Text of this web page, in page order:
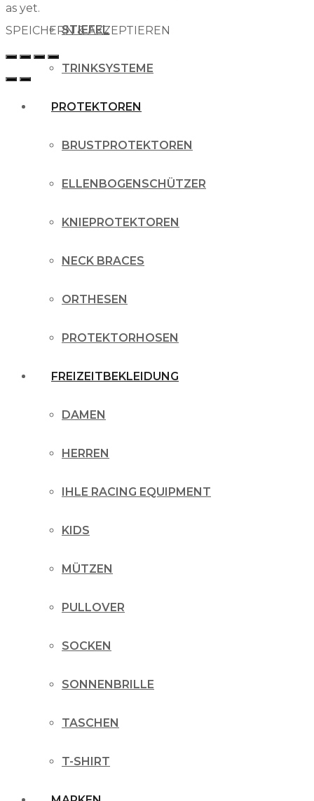
STIEFEL
TRINKSYSTEME
PROTEKTOREN
BRUSTPROTEKTOREN
ELLENBOGENSCHÜTZER
KNIEPROTEKTOREN
NECK BRACES
ORTHESEN
PROTEKTORHOSEN
FREIZEITBEKLEIDUNG
DAMEN
HERREN
IHLE RACING EQUIPMENT
KIDS
MÜTZEN
PULLOVER
SOCKEN
SONNENBRILLE
TASCHEN
T-SHIRT
as yet.
SPEICHERN & AKZEPTIEREN